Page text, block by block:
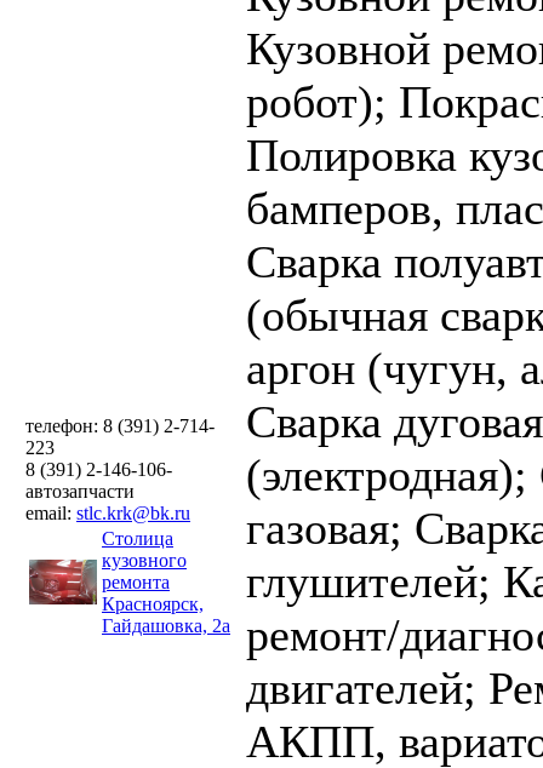
телефон: 8 (391) 2-714-
223
8 (391) 2-146-106-
автозапчасти
email: stlc.krk@bk.ru
Столица
кузовного
ремонта
Красноярск,
Гайдашовка, 2а
Кузовной
робот);
Полировка
бамперов,
Cварка
(обычная
аргон (чугун,
Cварка дуговая
(электродная);
газовая;
глушителей;
ремонт/
двигателей;
АКПП,